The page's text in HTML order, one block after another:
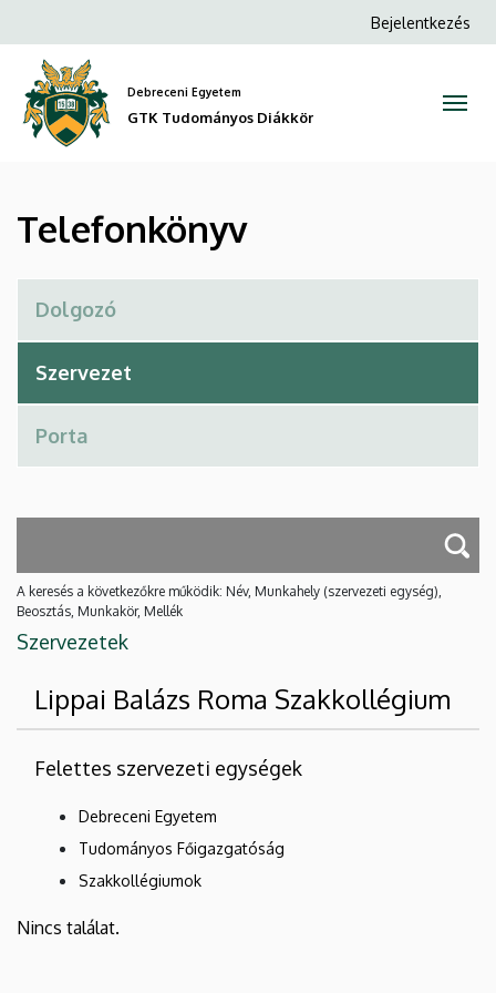
GTK
Tudományos
Diákkör
a
tartalomra
Anonim
Bejelentkezés
Debreceni Egyetem
GTK Tudományos Diákkör
Telefonkönyv
A keresés a következőkre működik: Név, Munkahely (szervezeti egység),
Beosztás, Munkakör, Mellék
Szervezetek
Lippai Balázs Roma Szakkollégium
Felettes szervezeti egységek
Debreceni Egyetem
Tudományos Főigazgatóság
Szakkollégiumok
Nincs találat.